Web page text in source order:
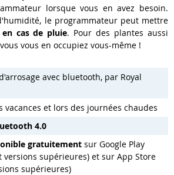
lorsque vous en avez besoin.
le programmateur peut mettre
cas de pluie. Pour des plantes aussi
vous en occupiez vous-même !
avec bluetooth, par Royal
vacances et lors des journées chaudes
4.0
gratuitement sur Google Play
supérieures) et sur App Store
supérieures)